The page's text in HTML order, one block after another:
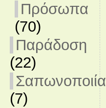
Πρόσωπα
(70)
Παράδοση
(22)
Σαπωνοποιία
(7)